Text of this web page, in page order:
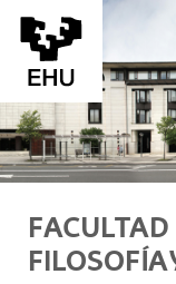
Saltar al contenido